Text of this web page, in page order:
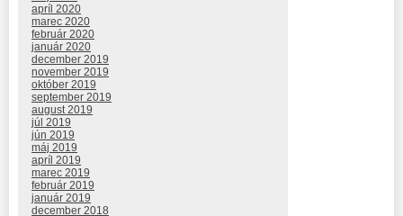
apríl 2020
marec 2020
február 2020
január 2020
december 2019
november 2019
október 2019
september 2019
august 2019
júl 2019
jún 2019
máj 2019
apríl 2019
marec 2019
február 2019
január 2019
december 2018